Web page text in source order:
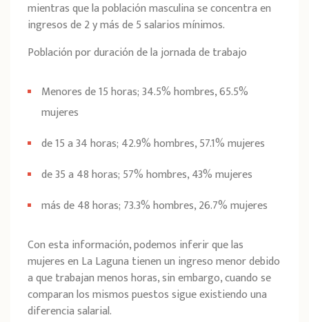
mientras que la población masculina se concentra en
ingresos de 2 y más de 5 salarios mínimos.
Población por duración de la jornada de trabajo
Menores de 15 horas; 34.5% hombres, 65.5%
mujeres
de 15 a 34 horas; 42.9% hombres, 57.1% mujeres
de 35 a 48 horas; 57% hombres, 43% mujeres
más de 48 horas; 73.3% hombres, 26.7% mujeres
Con esta información, podemos inferir que las
mujeres en La Laguna tienen un ingreso menor debido
a que trabajan menos horas, sin embargo, cuando se
comparan los mismos puestos sigue existiendo una
diferencia salarial.